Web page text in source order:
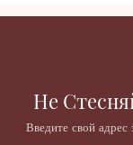
Не
Введите свой